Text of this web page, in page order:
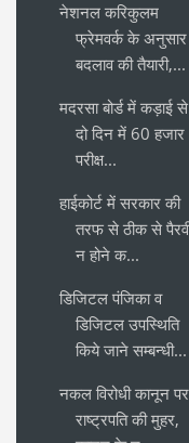
नेशनल करिकुलम
फ्रेमवर्क के अनुसार
बदलाव की तैयारी,...
मदरसा बोर्ड में कड़ाई से
दो दिन में 60 हजार
परीक्ष...
हाईकोर्ट में सरकार की
तरफ से ठीक से
न होने क...
डिजिटल पंजिका व
डिजिटल उपस्थिति
किये जाने सम्बन्धी...
नकल विरोधी कानून पर
राष्ट्रपति की मुहर,